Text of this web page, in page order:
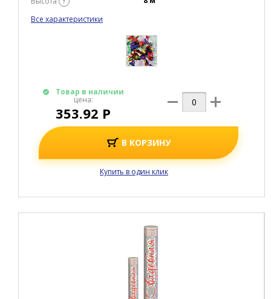
?
Все характеристики
Товар в наличии
цена:
353.92 Р
В КОРЗИНУ
Купить в один клик